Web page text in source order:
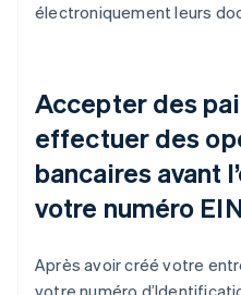
électroniquement leurs
Accepter des
effectuer des
bancaires avant
votre numéro
Après avoir créé votre